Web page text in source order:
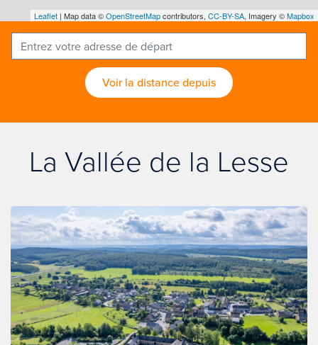
Leaflet | Map data ©OpenStreetMapcontributors, CC-BY-SA, Imagery ©Mapbox
Voir la distance depuis
La Vallée de la Lesse